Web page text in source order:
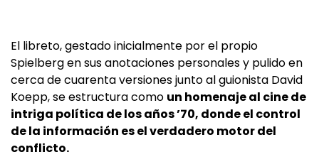
El libreto, gestado inicialmente por el propio
Spielberg en sus anotaciones personales y pulido en
cerca de cuarenta versiones junto al guionista David
Koepp, se estructura como un homenaje al cine de
intriga política de los años ’70, donde el control
de la información es el verdadero motor del
conflicto.